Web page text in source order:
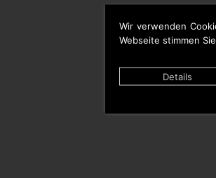
Wir verwenden
Webseite stimmen
Details